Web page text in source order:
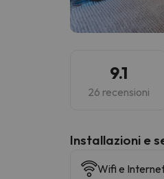
9.1
26 recensioni
Installazioni e
Wifi e